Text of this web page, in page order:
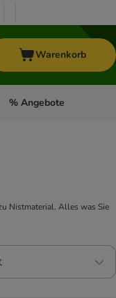
Warenkorb
Kategorie-Menü öffnen:
% Angebote
Nistmaterial. Alles was Sie